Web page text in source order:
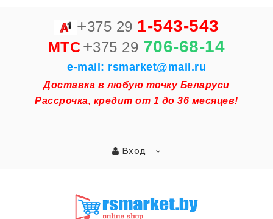
+375 29 1-543-543
MTC+375 29 706-68-14
e-mail: rsmarket@mail.ru
Доставка в любую точку Беларуси
Рассрочка, кредит от 1 до 36 месяцев!
Вход